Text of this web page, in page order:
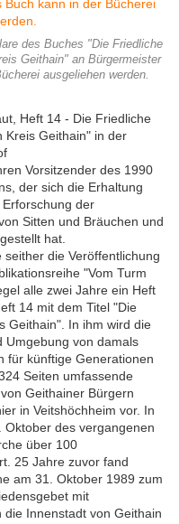
des Buches "Die Friedliche
Geithain" an Bürgermeister
ausgeliehen werden.
Heft 14 - Die Friedliche
Kreis Geithain" in der
Vorsitzender des 1990
der sich die Erhaltung
der
Sitten und Bräuchen und
hat.
die Veröffentlichung
"Vom Turm
alle zwei Jahre ein Heft
14 mit dem Titel "Die
Geithain". In ihm wird die
Umgebung von damals
für künftige Generationen
Seiten umfassende
Geithainer Bürgern
in Veitshöchheim vor. In
des vergangenen
über 100
25 Jahre zuvor fand
am 31. Oktober 1989 zum
mit
Innenstadt von Geithain